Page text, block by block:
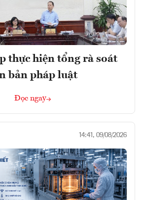
thực hiện tổng rà soát
bản pháp luật
Đọc ngay
14:41, 09/08/2026